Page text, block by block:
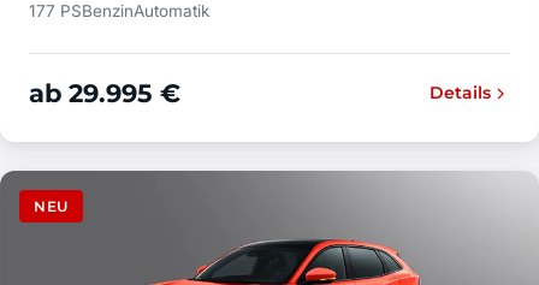
177 PSBenzinAutomatik
ab 29.995 € Details
NEU